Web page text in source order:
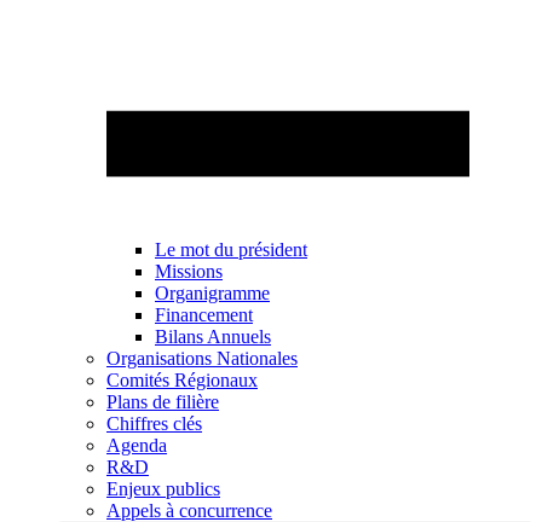
Le mot du président
Missions
Organigramme
Financement
Bilans Annuels
Organisations Nationales
Comités Régionaux
Plans de filière
Chiffres clés
Agenda
R&D
Enjeux publics
Appels à concurrence